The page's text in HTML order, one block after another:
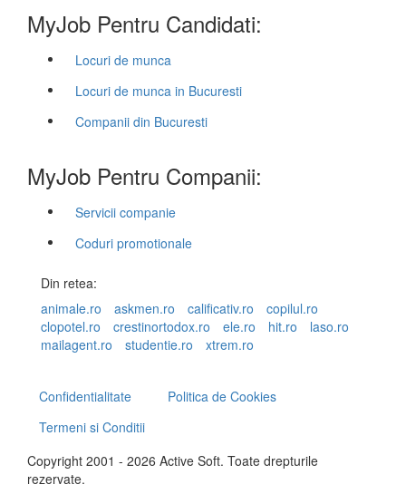
MyJob Pentru Candidati:
Locuri de munca
Locuri de munca in Bucuresti
Companii din Bucuresti
MyJob Pentru Companii:
Servicii companie
Coduri promotionale
Din retea:
animale.ro
askmen.ro calificativ.ro
copilul.ro
clopotel.ro
crestinortodox.ro ele.ro hit.ro
laso.ro
mailagent.ro
studentie.ro xtrem.ro
Confidentialitate
Politica de Cookies
Termeni si Conditii
Copyright 2001 - 2026 Active Soft. Toate drepturile
rezervate.